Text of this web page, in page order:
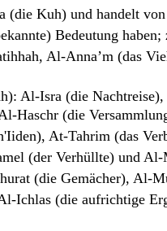
(die Kuh) und handelt
Bedeutung
Al-Anna’m (das
Al-Isra (die
Haschr (die
At-Tahrim (das
(der Verhüllte) und
(die Gemächer), Al-
Ichlas (die aufrichtige